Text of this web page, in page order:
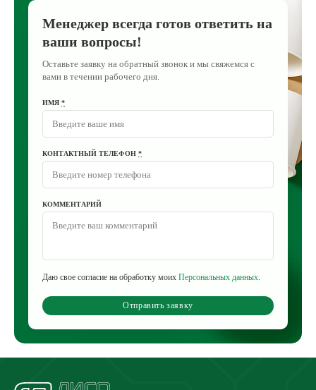
Менеджер всегда готов ответить на
ваши вопросы!
Оставьте заявку на обратный звонок и мы свяжемся с
вами в течении рабочего дня.
ИМЯ *
КОНТАКТНЫЙ ТЕЛЕФОН *
КОММЕНТАРИЙ
Даю свое согласие на обработку моих Персональных данных.
Отправить заявку